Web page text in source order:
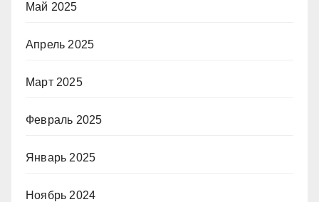
Май 2025
Апрель 2025
Март 2025
Февраль 2025
Январь 2025
Ноябрь 2024